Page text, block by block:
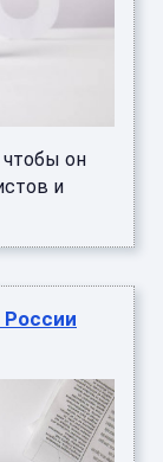
чтобы он
и